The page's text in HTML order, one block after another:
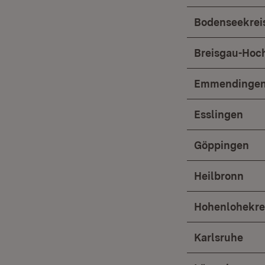
Breisgau-
Esslingen
Göppingen
Heilbronn
Karlsruhe